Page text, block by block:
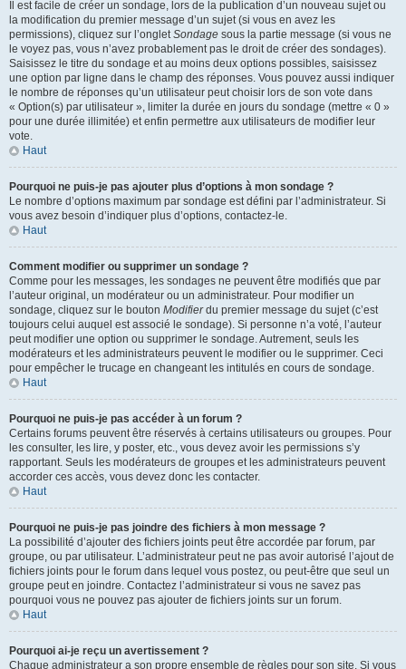
Il est facile de créer un sondage, lors de la publication d’un nouveau sujet ou
la modification du premier message d’un sujet (si vous en avez les
permissions), cliquez sur l’ongletSondage sous la partie message (si vous ne
le voyez pas, vous n’avez probablement pas le droit de créer des sondages).
Saisissez le titre du sondage et au moins deux options possibles, saisissez
une option par ligne dans le champ des réponses. Vous pouvez aussi indiquer
le nombre de réponses qu’un utilisateur peut choisir lors de son vote dans
« Option(s) par utilisateur », limiter la durée en jours du sondage (mettre « 0 »
pour une durée illimitée) et enfin permettre aux utilisateurs de modifier leur
vote.
Haut
Pourquoi ne puis-je pas ajouter plus d’options à mon sondage ?
Le nombre d’options maximum par sondage est défini par l’administrateur. Si
vous avez besoin d’indiquer plus d’options, contactez-le.
Haut
Comment modifier ou supprimer un sondage ?
Comme pour les messages, les sondages ne peuvent être modifiés que par
l’auteur original, un modérateur ou un administrateur. Pour modifier un
sondage, cliquez sur le bouton Modifierdu premier message du sujet (c’est
toujours celui auquel est associé le sondage). Si personne n’a voté, l’auteur
peut modifier une option ou supprimer le sondage. Autrement, seuls les
modérateurs et les administrateurs peuvent le modifier ou le supprimer. Ceci
pour empêcher le trucage en changeant les intitulés en cours de sondage.
Haut
Pourquoi ne puis-je pas accéder à un forum ?
Certains forums peuvent être réservés à certains utilisateurs ou groupes. Pour
les consulter, les lire, y poster, etc., vous devez avoir les permissions s’y
rapportant. Seuls les modérateurs de groupes et les administrateurs peuvent
accorder ces accès, vous devez donc les contacter.
Haut
Pourquoi ne puis-je pas joindre des fichiers à mon message ?
La possibilité d’ajouter des fichiers joints peut être accordée par forum, par
groupe, ou par utilisateur. L’administrateur peut ne pas avoir autorisé l’ajout de
fichiers joints pour le forum dans lequel vous postez, ou peut-être que seul un
groupe peut en joindre. Contactez l’administrateur si vous ne savez pas
pourquoi vous ne pouvez pas ajouter de fichiers joints sur un forum.
Haut
Pourquoi ai-je reçu un avertissement ?
Chaque administrateur a son propre ensemble de règles pour son site. Si vous